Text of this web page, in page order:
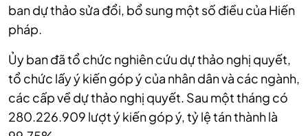
ban dự thảo sửa đổi, bổ sung một số điều của Hiến
pháp.
Ủy ban đã tổ chức nghiên cứu dự thảo nghị quyết,
tổ chức lấy ý kiến góp ý của nhân dân và các ngành,
các cấp về dự thảo nghị quyết. Sau một tháng có
280.226.909 lượt ý kiến góp ý, tỷ lệ tán thành là